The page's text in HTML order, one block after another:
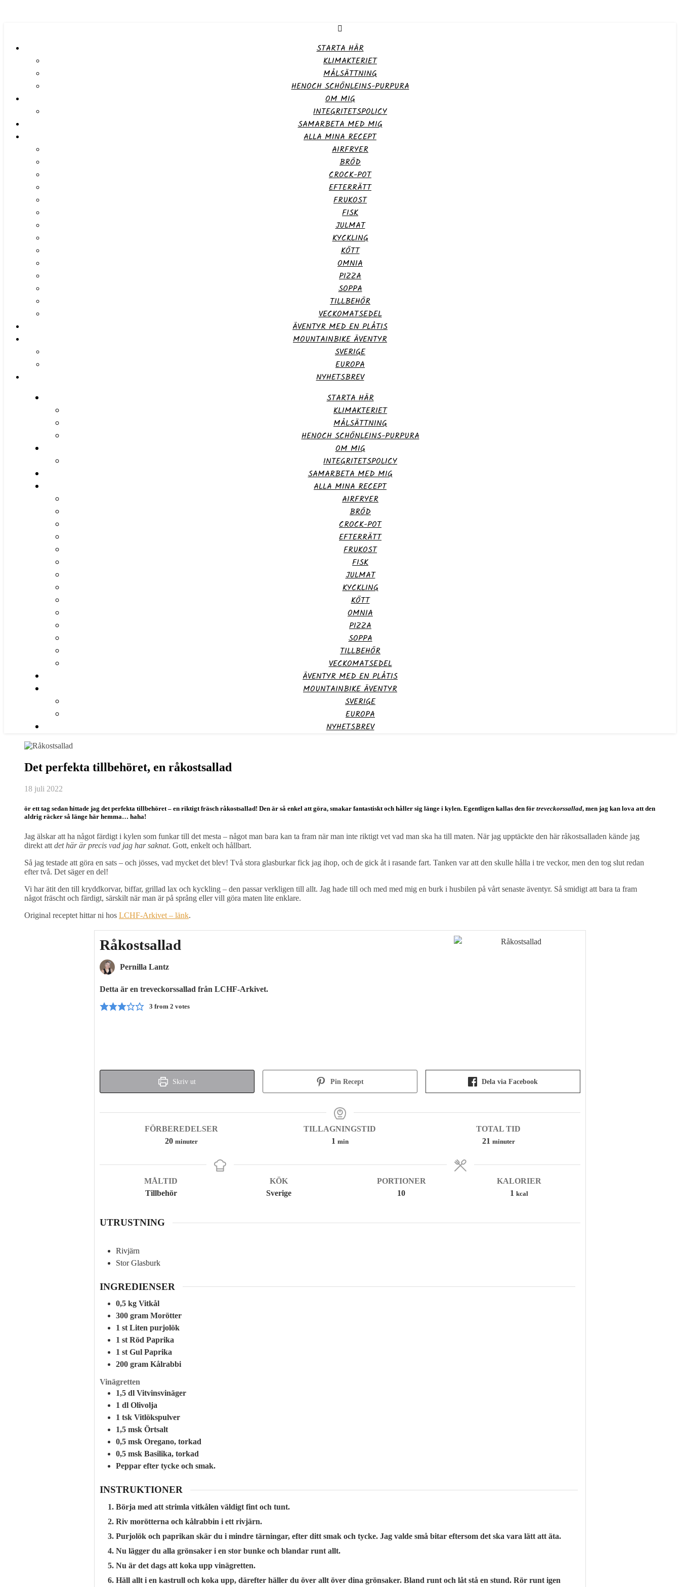
STARTA HÄR
KLIMAKTERIET
MÅLSÄTTNING
HENOCH SCHÖNLEINS-PURPURA
OM MIG
INTEGRITETSPOLICY
SAMARBETA MED MIG
ALLA MINA RECEPT
AIRFRYER
BRÖD
CROCK-POT
EFTERRÄTT
FRUKOST
FISK
JULMAT
KYCKLING
KÖTT
OMNIA
PIZZA
SOPPA
TILLBEHÖR
VECKOMATSEDEL
ÄVENTYR MED EN PLÅTIS
MOUNTAINBIKE ÄVENTYR
SVERIGE
EUROPA
NYHETSBREV
STARTA HÄR
KLIMAKTERIET
MÅLSÄTTNING
HENOCH SCHÖNLEINS-PURPURA
OM MIG
INTEGRITETSPOLICY
SAMARBETA MED MIG
ALLA MINA RECEPT
AIRFRYER
BRÖD
CROCK-POT
EFTERRÄTT
FRUKOST
FISK
JULMAT
KYCKLING
KÖTT
OMNIA
PIZZA
SOPPA
TILLBEHÖR
VECKOMATSEDEL
ÄVENTYR MED EN PLÅTIS
MOUNTAINBIKE ÄVENTYR
SVERIGE
EUROPA
NYHETSBREV
Det perfekta tillbehöret, en råkostsallad
18 juli 2022
ör ett tag sedan hittade jag det perfekta tillbehöret – en riktigt fräsch råkostsallad! Den är så enkel att göra, smakar fantastiskt och håller sig länge i kylen. Egentligen kallas den för treveckorssallad, men jag kan lova att den
aldrig räcker så länge här hemma… haha!
Jag älskar att ha något färdigt i kylen som funkar till det mesta – något man bara kan ta fram när man inte riktigt vet vad man ska ha till maten. När jag upptäckte den här råkostsalladen kände jag
direkt att det här är precis vad jag har saknat. Gott, enkelt och hållbart.
Så jag testade att göra en sats – och jösses, vad mycket det blev! Två stora glasburkar fick jag ihop, och de gick åt i rasande fart. Tanken var att den skulle hålla i tre veckor, men den tog slut redan
efter två. Det säger en del!
Vi har ätit den till kryddkorvar, biffar, grillad lax och kyckling – den passar verkligen till allt. Jag hade till och med med mig en burk i husbilen på vårt senaste äventyr. Så smidigt att bara ta fram
något fräscht och färdigt, särskilt när man är på språng eller vill göra maten lite enklare.
Original receptet hittar ni hos LCHF-Arkivet – länk.
Råkostsallad
Pernilla Lantz
Detta är en treveckorssallad från LCHF-Arkivet.
3 from 2 votes
Skriv ut Pin Recept Dela via Facebook
FÖRBEREDELSER
20minuter
minuter
TILLAGNINGSTID
1 minute
min
TOTAL TID
21 minuter
minuter
MÅLTID
Tillbehör
KÖK
Sverige
PORTIONER
10
KALORIER
1 kcal
UTRUSTNING
Rivjärn
Stor Glasburk
INGREDIENSER
0,5 kg Vitkål
300 gram Morötter
1 st Liten purjolök
1 st Röd Paprika
1 st Gul Paprika
200 gram Kålrabbi
Vinägretten
1,5 dl Vitvinsvinäger
1 dl Olivolja
1 tsk Vitlökspulver
1,5 msk Örtsalt
0,5 msk Oregano, torkad
0,5 msk Basilika, torkad
Peppar efter tycke och smak.
INSTRUKTIONER
Börja med att strimla vitkålen väldigt fint och tunt.
Riv morötterna och kålrabbin i ett rivjärn.
Purjolök och paprikan skär du i mindre tärningar, efter ditt smak och tycke. Jag valde små bitar eftersom det ska vara lätt att äta.
Nu lägger du alla grönsaker i en stor bunke och blandar runt allt.
Nu är det dags att koka upp vinägretten.
Häll allt i en kastrull och koka upp, därefter häller du över allt över dina grönsaker. Bland runt och låt stå en stund. Rör runt igen